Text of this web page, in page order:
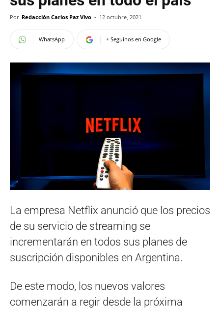
Por Redacción Carlos Paz Vivo - 12 octubre, 2021
WhatsApp + Seguinos en Google
La empresa Netflix anunció que los precios
de su servicio de streaming se
incrementarán en todos sus planes de
suscripción disponibles en Argentina.
De este modo, los nuevos valores
comenzarán a regir desde la próxima